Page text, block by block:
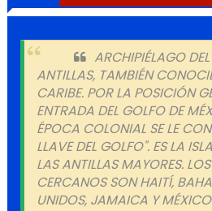
ARCHIPIÉLAGO
ANTILLAS, TAMBIÉN
CARIBE. POR LA POSICIÓN
ENTRADA DEL GOLFO DE
ÉPOCA COLONIAL SE LE
LLAVE DEL GOLFO". ES LA
LAS ANTILLAS MAYORES.
CERCANOS SON HAITÍ,
UNIDOS, JAMAICA Y